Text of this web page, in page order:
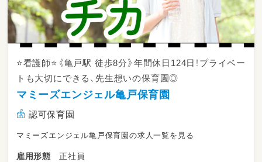
⭐看護師⭐《亀戸駅 徒歩8分》年間休日124日！プライベー
トも大切にできる、先生想いの保育園◎
マミーズエンジェル亀戸保育園
認可保育園
マミーズエンジェル亀戸保育園の求人一覧を見る
雇用形態
正社員